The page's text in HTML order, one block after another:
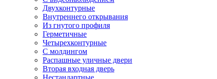
Двухконтурные
Внутреннего открывания
Из гнутого профиля
Герметичные
Четырехконтурные
С молдингом
Распашные уличные двери
Вторая входная дверь